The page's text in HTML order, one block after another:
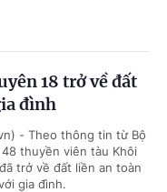
18 trở về đất
đình
- Theo thông tin từ Bộ
thuyền viên tàu Khôi
trở về đất liền an toàn
gia đình.